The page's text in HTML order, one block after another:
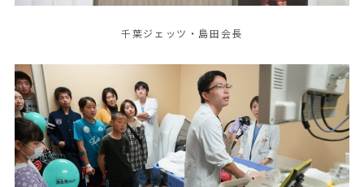
千葉ジェッツ・島田会長